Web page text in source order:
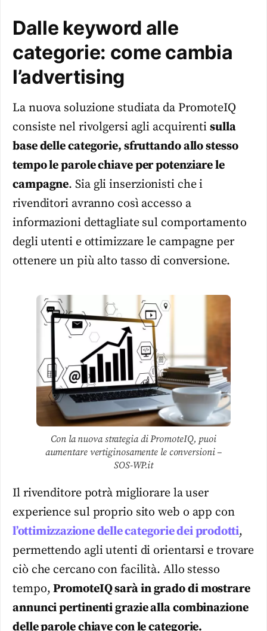
Dalle keyword alle
categorie: come cambia
l’advertising
La nuova soluzione studiata da PromoteIQ
consiste nel rivolgersi agli acquirenti sulla
base delle categorie, sfruttando allo stesso
tempo le parole chiave per potenziare le
campagne. Sia gli inserzionisti che i
rivenditori avranno così accesso a
informazioni dettagliate sul comportamento
degli utenti e ottimizzare le campagne per
ottenere un più alto tasso di conversione.
Con la nuova strategia di PromoteIQ, puoi
aumentare vertiginosamente le conversioni –
SOS-WP.it
Il rivenditore potrà migliorare la user
experience sul proprio sito web o app con
l’ottimizzazione delle categorie dei prodotti,
permettendo agli utenti di orientarsi e trovare
ciò che cercano con facilità. Allo stesso
tempo,PromoteIQ sarà in grado di mostrare
annunci pertinenti grazie alla combinazione
delle parole chiave con le categorie.